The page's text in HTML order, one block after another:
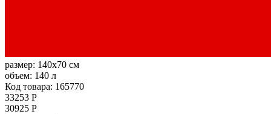
размер: 140x70 см
объем: 140 л
Код товара: 165770
33253 Р
30925 Р